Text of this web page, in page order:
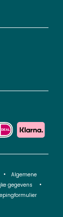
Algemene
gegevens